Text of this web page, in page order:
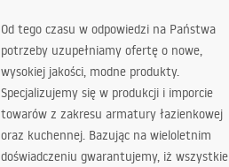
Od tego czasu w odpowiedzi na Państwa
potrzeby uzupełniamy ofertę o nowe,
wysokiej jakości, modne produkty.
Specjalizujemy się w produkcji i imporcie
towarów z zakresu armatury łazienkowej
oraz kuchennej. Bazując na wieloletnim
doświadczeniu gwarantujemy, iż wszystkie